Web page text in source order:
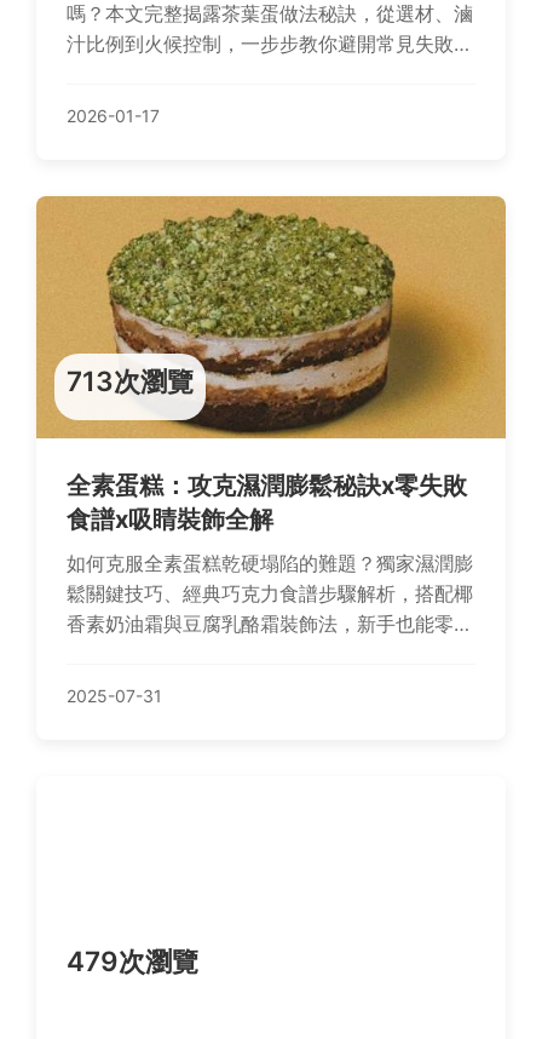
嗎？本文完整揭露茶葉蛋做法秘訣，從選材、滷
汁比例到火候控制，一步步教你避開常見失敗
2026-01-17
713次瀏覽
全素蛋糕：攻克濕潤膨鬆秘訣x零失敗
食譜x吸睛裝飾全解
如何克服全素蛋糕乾硬塌陷的難題？獨家濕潤膨
鬆關鍵技巧、經典巧克力食譜步驟解析，搭配椰
香素奶油霜與豆腐乳酪霜裝飾法，新手也能零失
2025-07-31
479次瀏覽